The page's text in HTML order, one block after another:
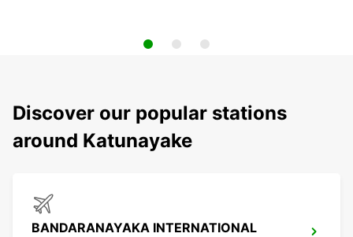
Discover our popular stations
around Katunayake
BANDARANAYAKA INTERNATIONAL